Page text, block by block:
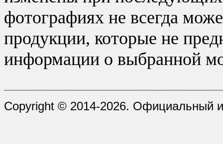
фотографиях не всегда
продукции, которые не
информации о выбранной
Copyright © 2014-2026. Официальный